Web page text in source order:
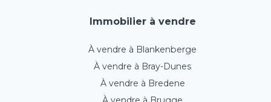
Immobilier à vendre
À vendre à Blankenberge
À vendre à Bray-Dunes
À vendre à Bredene